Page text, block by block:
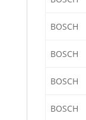
BOSCH
BOSCH
BOSCH
BOSCH